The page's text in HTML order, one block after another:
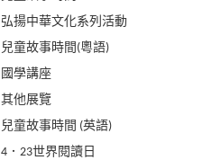
弘揚中華文化系列活動
兒童故事時間(粵語)
國學講座
其他展覽
兒童故事時間 (英語)
4．23世界閱讀日